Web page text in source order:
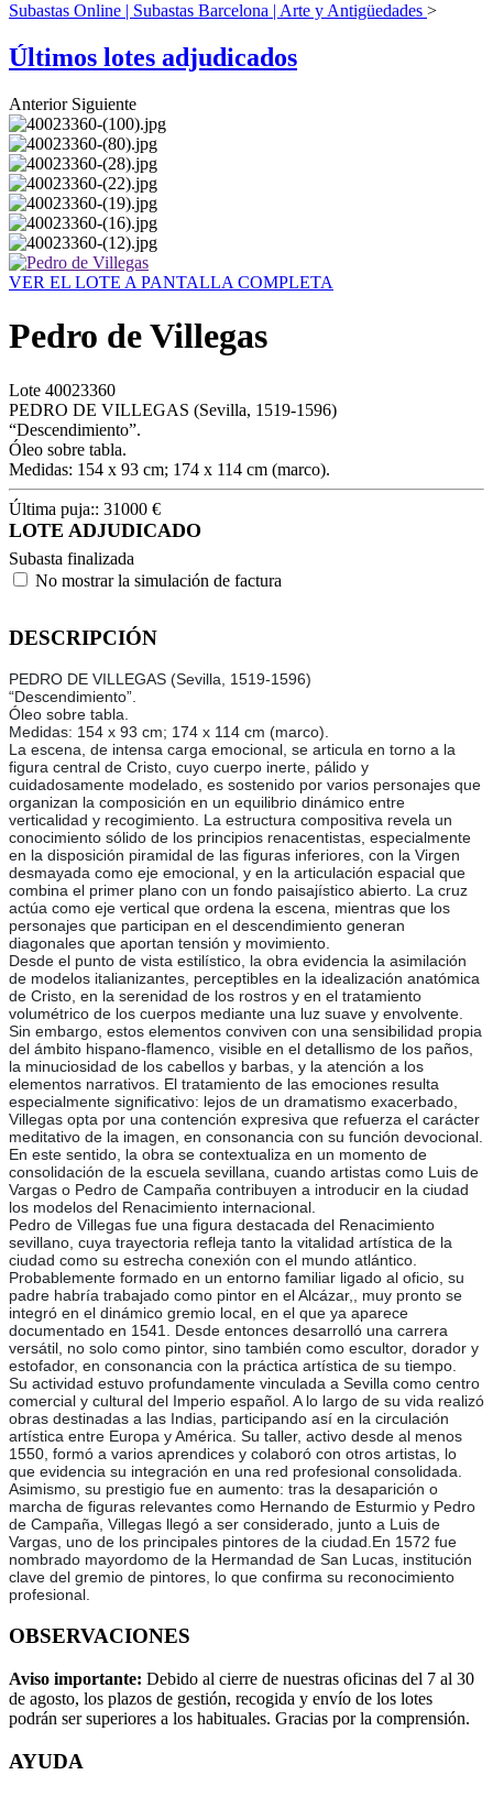
Subastas Online | Subastas Barcelona | Arte y Antigüedades >
Últimos lotes adjudicados
Anterior Siguiente
VER EL LOTE A PANTALLA COMPLETA
Pedro de Villegas
Lote 40023360
PEDRO DE VILLEGAS (Sevilla, 1519-1596)
“Descendimiento”.
Óleo sobre tabla.
Medidas: 154 x 93 cm; 174 x 114 cm (marco).
Última puja:: 31000 €
LOTE ADJUDICADO
Subasta finalizada
No mostrar la simulación de factura
DESCRIPCIÓN
PEDRO DE VILLEGAS (Sevilla, 1519-1596)
“Descendimiento”.
Óleo sobre tabla.
Medidas: 154 x 93 cm; 174 x 114 cm (marco).
La escena, de intensa carga emocional, se articula en torno a la
figura central de Cristo, cuyo cuerpo inerte, pálido y
cuidadosamente modelado, es sostenido por varios personajes que
organizan la composición en un equilibrio dinámico entre
verticalidad y recogimiento. La estructura compositiva revela un
conocimiento sólido de los principios renacentistas, especialmente
en la disposición piramidal de las figuras inferiores, con la Virgen
desmayada como eje emocional, y en la articulación espacial que
combina el primer plano con un fondo paisajístico abierto. La cruz
actúa como eje vertical que ordena la escena, mientras que los
personajes que participan en el descendimiento generan
diagonales que aportan tensión y movimiento.
Desde el punto de vista estilístico, la obra evidencia la asimilación
de modelos italianizantes, perceptibles en la idealización anatómica
de Cristo, en la serenidad de los rostros y en el tratamiento
volumétrico de los cuerpos mediante una luz suave y envolvente.
Sin embargo, estos elementos conviven con una sensibilidad propia
del ámbito hispano-flamenco, visible en el detallismo de los paños,
la minuciosidad de los cabellos y barbas, y la atención a los
elementos narrativos. El tratamiento de las emociones resulta
especialmente significativo: lejos de un dramatismo exacerbado,
Villegas opta por una contención expresiva que refuerza el carácter
meditativo de la imagen, en consonancia con su función devocional.
En este sentido, la obra se contextualiza en un momento de
consolidación de la escuela sevillana, cuando artistas como Luis de
Vargas o Pedro de Campaña contribuyen a introducir en la ciudad
los modelos del Renacimiento internacional.
Pedro de Villegas fue una figura destacada del Renacimiento
sevillano, cuya trayectoria refleja tanto la vitalidad artística de la
ciudad como su estrecha conexión con el mundo atlántico.
Probablemente formado en un entorno familiar ligado al oficio, su
padre habría trabajado como pintor en el Alcázar,, muy pronto se
integró en el dinámico gremio local, en el que ya aparece
documentado en 1541. Desde entonces desarrolló una carrera
versátil, no solo como pintor, sino también como escultor, dorador y
estofador, en consonancia con la práctica artística de su tiempo.
Su actividad estuvo profundamente vinculada a Sevilla como centro
comercial y cultural del Imperio español. A lo largo de su vida realizó
obras destinadas a las Indias, participando así en la circulación
artística entre Europa y América. Su taller, activo desde al menos
1550, formó a varios aprendices y colaboró con otros artistas, lo
que evidencia su integración en una red profesional consolidada.
Asimismo, su prestigio fue en aumento: tras la desaparición o
marcha de figuras relevantes como Hernando de Esturmio y Pedro
de Campaña, Villegas llegó a ser considerado, junto a Luis de
Vargas, uno de los principales pintores de la ciudad.En 1572 fue
nombrado mayordomo de la Hermandad de San Lucas, institución
clave del gremio de pintores, lo que confirma su reconocimiento
profesional.
OBSERVACIONES
Aviso importante: Debido al cierre de nuestras oficinas del 7 al 30
de agosto, los plazos de gestión, recogida y envío de los lotes
podrán ser superiores a los habituales. Gracias por la comprensión.
AYUDA